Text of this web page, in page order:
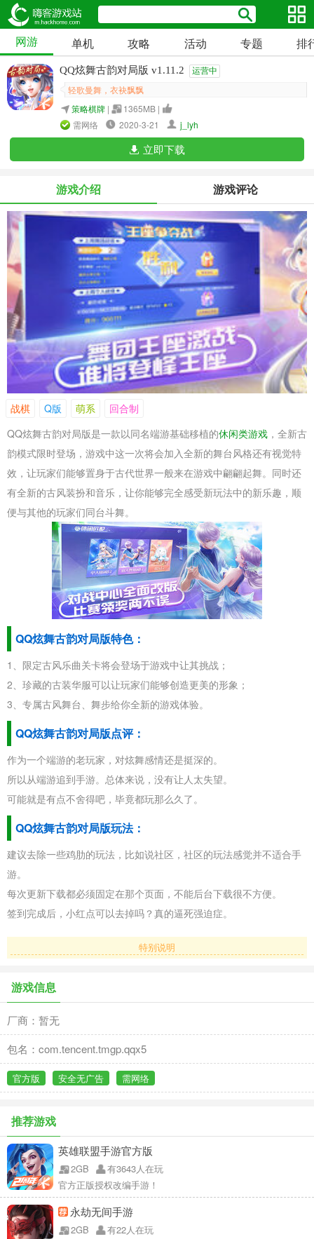
网游 单机 攻略 活动 专题 排
QQ炫舞古韵对局版 v1.11.2 运营中
轻歌曼舞，衣袂飘飘
策略棋牌 |
1365MB |
需网络
2020-3-21 j_lyh
立即下载
游戏介绍 游戏评论
战棋 Q版 萌系
回合制
QQ炫舞古韵对局版是一款以同名端游基础移植的休闲类游戏 ，全新古
韵模式限时登场，游戏中这一次将会加入全新的舞台风格还有视觉特
效，让玩家们能够置身于古代世界一般来在游戏中翩翩起舞。同时还
有全新的古风装扮和音乐，让你能够完全感受新玩法中的新乐趣，顺
便与其他的玩家们同台斗舞。
QQ炫舞古韵对局版特色：
1、限定古风乐曲关卡将会登场于游戏中让其挑战；
2、珍藏的古装华服可以让玩家们能够创造更美的形象；
3、专属古风舞台、舞步给你全新的游戏体验。
QQ炫舞古韵对局版点评：
作为一个端游的老玩家，对炫舞感情还是挺深的。
所以从端游追到手游。总体来说，没有让人太失望。
可能就是有点不舍得吧，毕竟都玩那么久了。
QQ炫舞古韵对局版玩法：
建议去除一些鸡肋的玩法，比如说社区，社区的玩法感觉并不适合手
游。
每次更新下载都必须固定在那个页面，不能后台下载很不方便。
签到完成后，小红点可以去掉吗？真的逼死强迫症。
特别说明
游戏信息
厂商：暂无
包名：com.tencent.tmgp.qqx5
官方版 安全无广告 需网络
推荐游戏
英雄联盟手游官方版
2GB
有3643人在玩
官方正版授权改编手游！
永劫无间手游
2GB
有22人在玩